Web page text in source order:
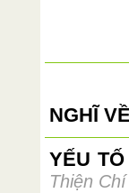
NGHĨ
YẾU
Thiện Chí